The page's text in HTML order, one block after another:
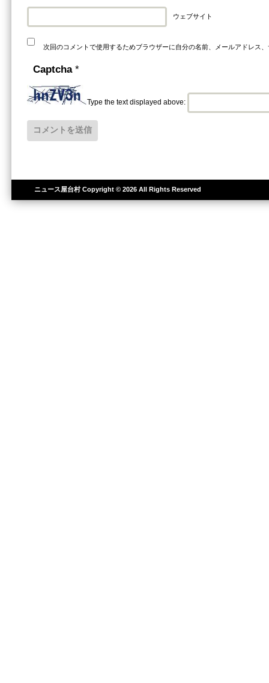
ウェブサイト
次回のコメントで使用するためブラウザーに自分の名前、メールアドレス
Captcha *
Type the text displayed above:
ニュース屋台村Copyright © 2026 All Rights Reserved